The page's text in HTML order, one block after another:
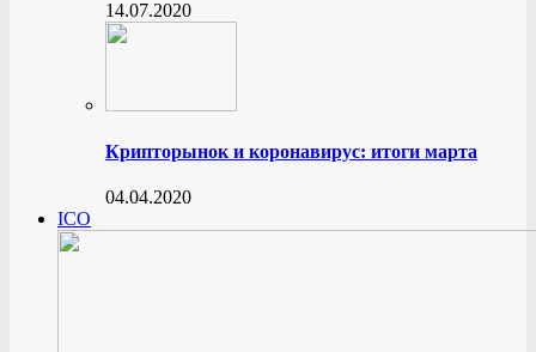
14.07.2020
Крипторынок и коронавирус: итоги марта
04.04.2020
ICO